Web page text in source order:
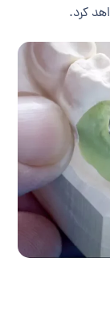
کرد.